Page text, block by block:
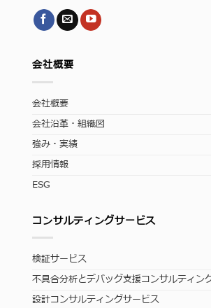
会社概要
会社概要
会社沿革・組織図
強み・実績
採用情報
ESG
コンサルティングサービス
検証サービス
不具合分析とデバッグ支援コンサルティン
設計コンサルティングサービス